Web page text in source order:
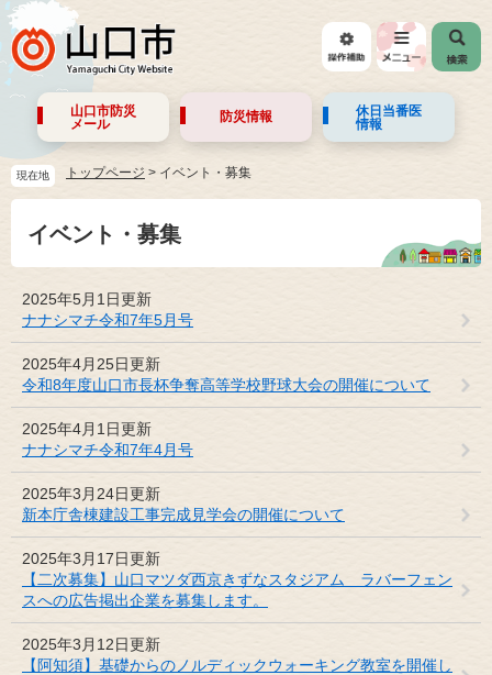
山口市防災
メール
防災情報
休日当番医
情報
現在地 トップページ > イベント・募集
イベント・募集
2025年5月1日更新
ナナシマチ令和7年5月号
2025年4月25日更新
令和8年度山口市長杯争奪高等学校野球大会の開催について
2025年4月1日更新
ナナシマチ令和7年4月号
2025年3月24日更新
新本庁舎棟建設工事完成見学会の開催について
2025年3月17日更新
【二次募集】山口マツダ西京きずなスタジアム ラバーフェン
スへの広告掲出企業を募集します。
2025年3月12日更新
【阿知須】基礎からのノルディックウォーキング教室を開催し